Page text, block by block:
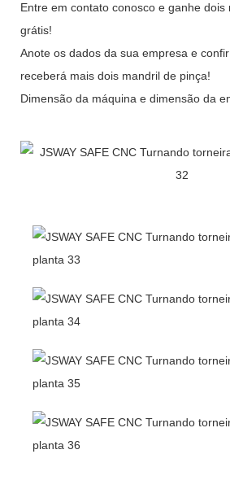
Entre em contato conosco e ganhe dois
grátis!
Anote os dados da sua empresa e
receberá mais dois mandril de pinça!
Dimensão da máquina e dimensão da